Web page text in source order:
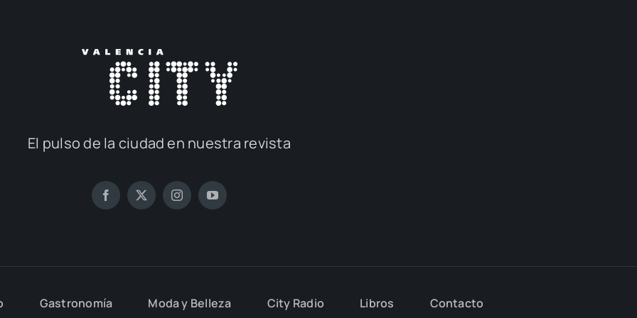
El pul­so de la ciu­dad en nues­tra revis­ta
Gas­tro­no­mía Moda y Belle­za City Radio Libros Con­tac­to